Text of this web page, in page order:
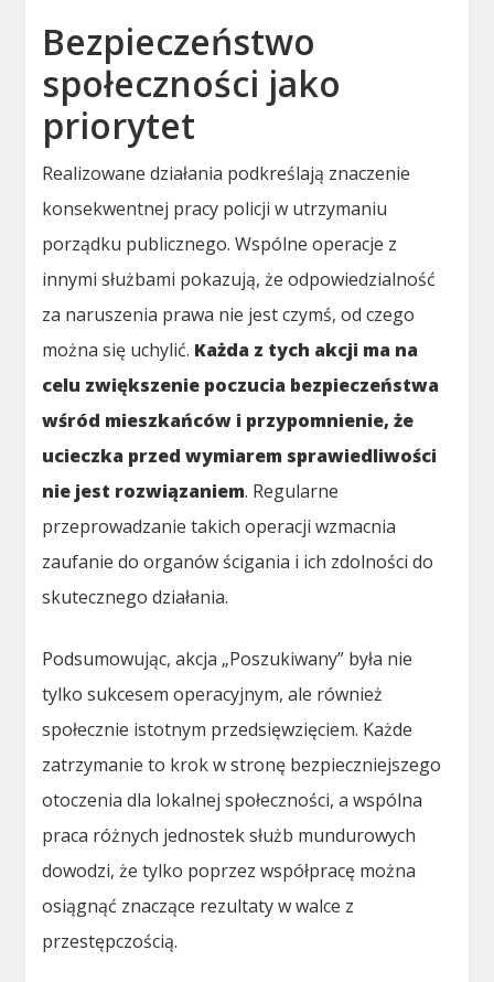
Bezpieczeństwo
społeczności jako
priorytet
Realizowane działania podkreślają znaczenie
konsekwentnej pracy policji w utrzymaniu
porządku publicznego. Wspólne operacje z
innymi służbami pokazują, że odpowiedzialność
za naruszenia prawa nie jest czymś, od czego
można się uchylić. Każda z tych akcji ma na
celu zwiększenie poczucia bezpieczeństwa
wśród mieszkańców i przypomnienie, że
ucieczka przed wymiarem sprawiedliwości
nie jest rozwiązaniem. Regularne
przeprowadzanie takich operacji wzmacnia
zaufanie do organów ścigania i ich zdolności do
skutecznego działania.
Podsumowując, akcja „Poszukiwany” była nie
tylko sukcesem operacyjnym, ale również
społecznie istotnym przedsięwzięciem. Każde
zatrzymanie to krok w stronę bezpieczniejszego
otoczenia dla lokalnej społeczności, a wspólna
praca różnych jednostek służb mundurowych
dowodzi, że tylko poprzez współpracę można
osiągnąć znaczące rezultaty w walce z
przestępczością.